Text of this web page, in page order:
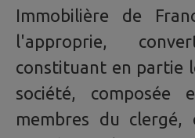
Immobilière de
l'approprie,
constituant en partie
société,
membres du